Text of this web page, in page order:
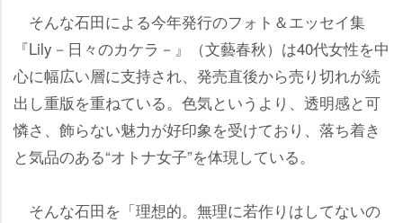
そんな石田による今年発行のフォト＆エッセイ集
『Lily－日々のカケラ－』（文藝春秋）は40代女性を中
心に幅広い層に支持され、発売直後から売り切れが続
出し重版を重ねている。色気というより、透明感と可
憐さ、飾らない魅力が好印象を受けており、落ち着き
と気品のある“オトナ女子”を体現している。
そんな石田を「理想的。無理に若作りはしてないの